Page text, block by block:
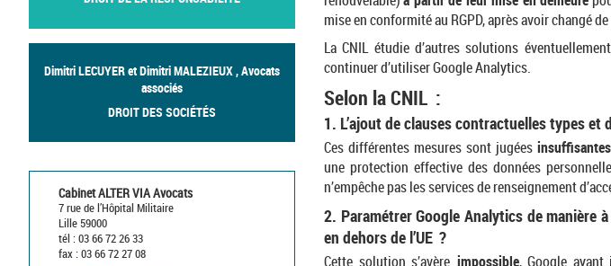
mise en conformité au RGPD, après avoir changé
La CNIL étudie d’autres solutions
continuer d’utiliser Google Analytics.
Selon la CNIL :
1. L’ajout de clauses contractuelles types et
Ces différentes mesures sont jugées insuffisantes
une protection effective des données
n’empêche pas les services de renseignement
2. Paramétrer Google Analytics de manière
en dehors de l’UE ?
Cette solution s’avère impossible, Google ayant
Dimitri LECUYER et Dimitri MALEZIEUX , Avocats
associés
DROIT DES SOCIÉTÉS
Cabinet ALTER VIA Avocats
7 rue de l’Hôpital Militaire
Lille 59000
tél : 03 66 72 26 33
fax : 03 66 72 27 08